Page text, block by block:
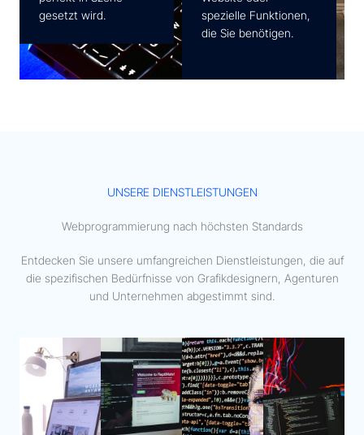
gesetzt wird.
spezielle Funktionen,
die Sie benötigen.
UNSERE DIENSTLEISTUNGEN
Webprogrammierung nach höchsten Standards
Entdecken Sie unsere umfangreichen Dienstleistungen, die auf
die spezifischen Bedürfnisse von Grafikdesignern, Agenturen
und Unternehmen abgestimmt sind.